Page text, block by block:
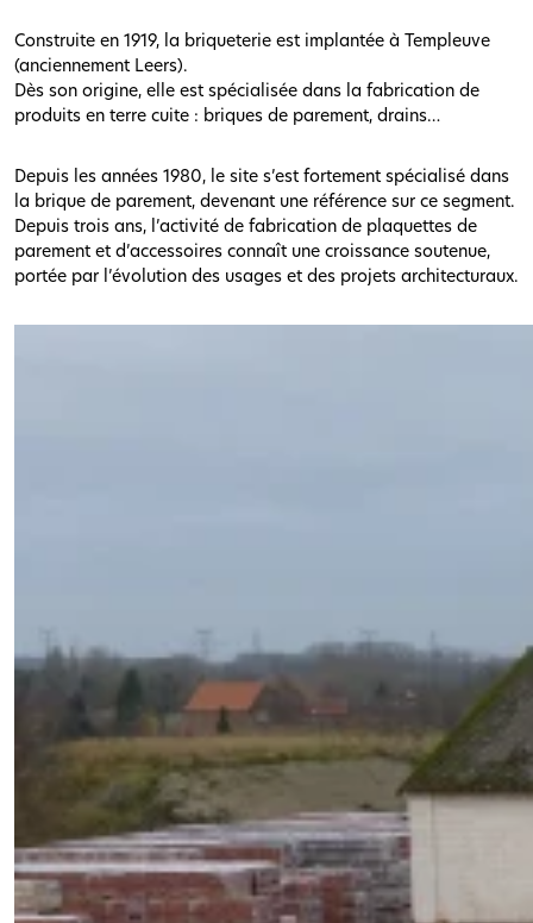
Construite en 1919, la briqueterie est implantée à Templeuve
(anciennement Leers).
Dès son origine, elle est spécialisée dans la fabrication de
produits en terre cuite : briques de parement, drains…
Depuis les années 1980, le site s’est fortement spécialisé dans
la brique de parement, devenant une référence sur ce segment.
Depuis trois ans, l’activité de fabrication de plaquettes de
parement et d’accessoires connaît une croissance soutenue,
portée par l’évolution des usages et des projets architecturaux.